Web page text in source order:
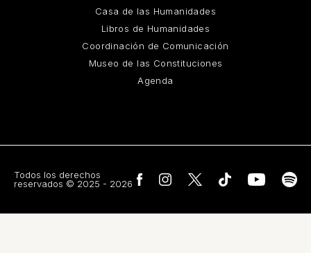
Casa de las Humanidades
Libros de Humanidades
Coordinación de Comunicación
Museo de las Constituciones
Agenda
Todos los derechos
reservados © 2025 - 2026